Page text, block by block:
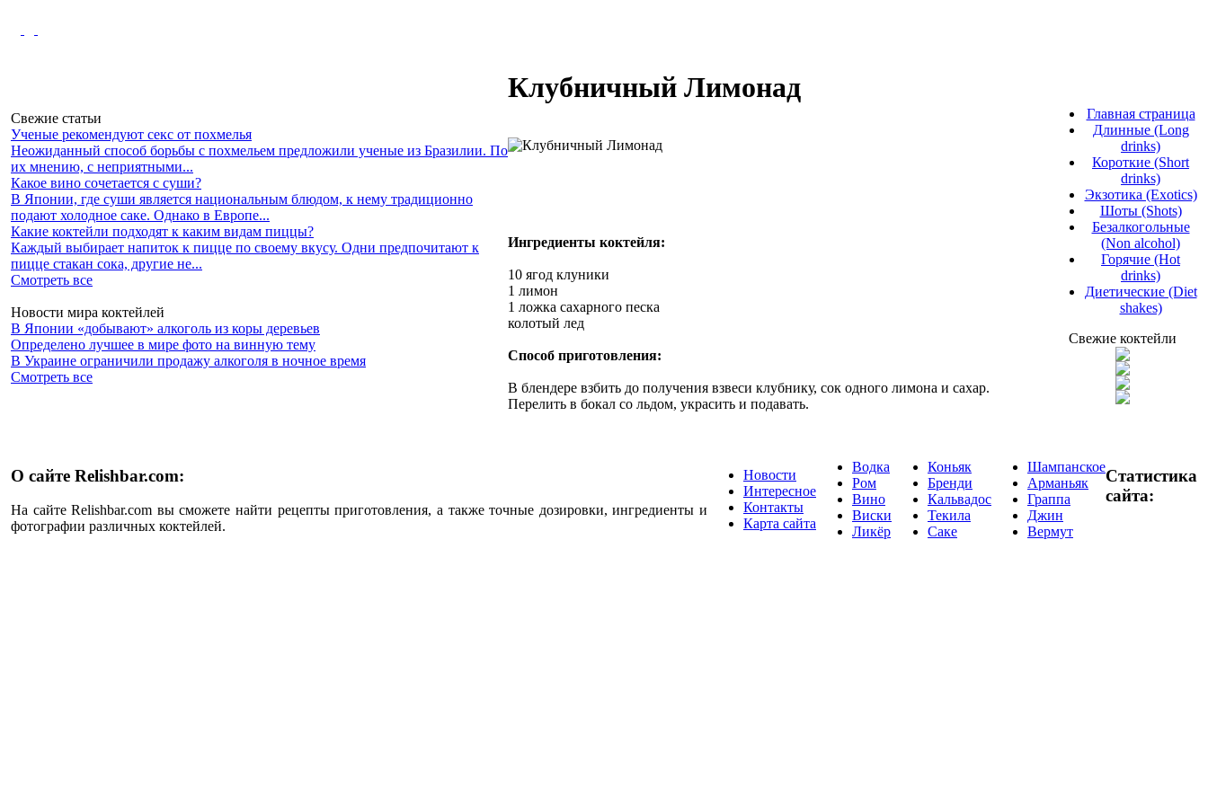
Свежие статьи
Ученые рекомендуют секс от похмелья
Неожиданный способ борьбы с похмельем предложили ученые из Бразилии. По
их мнению, с неприятными...
Какое вино сочетается с суши?
В Японии, где суши является национальным блюдом, к нему традиционно
подают холодное саке. Однако в Европе...
Какие коктейли подходят к каким видам пиццы?
Каждый выбирает напиток к пицце по своему вкусу. Одни предпочитают к
пицце стакан сока, другие не...
Смотреть все
Новости мира коктейлей
В Японии «добывают» алкоголь из коры деревьев
Определено лучшее в мире фото на винную тему
В Украине ограничили продажу алкоголя в ночное время
Смотреть все
Клубничный Лимонад
Ингредиенты коктейля:
10 ягод клуники
1 лимон
1 ложка сахарного песка
колотый лед
Способ приготовления:
В блендере взбить до получения взвеси клубнику, сок одного лимона и сахар.
Перелить в бокал со льдом, украсить и подавать.
Главная страница
Длинные (Long
drinks)
Короткие (Short
drinks)
Экзотика (Exotics)
Шоты (Shots)
Безалкогольные
(Non alcohol)
Горячие (Hot
drinks)
Диетические (Diet
shakes)
Свежие коктейли
О сайте Relishbar.com:
На сайте Relishbar.com вы сможете найти рецепты приготовления, а также точные дозировки, ингредиенты и
фотографии различных коктейлей.
Новости
Интересное
Контакты
Карта сайта
Водка
Ром
Вино
Виски
Ликёр
Коньяк
Бренди
Кальвадос
Текила
Саке
Шампанское
Арманьяк
Граппа
Джин
Вермут
Статистика
сайта: